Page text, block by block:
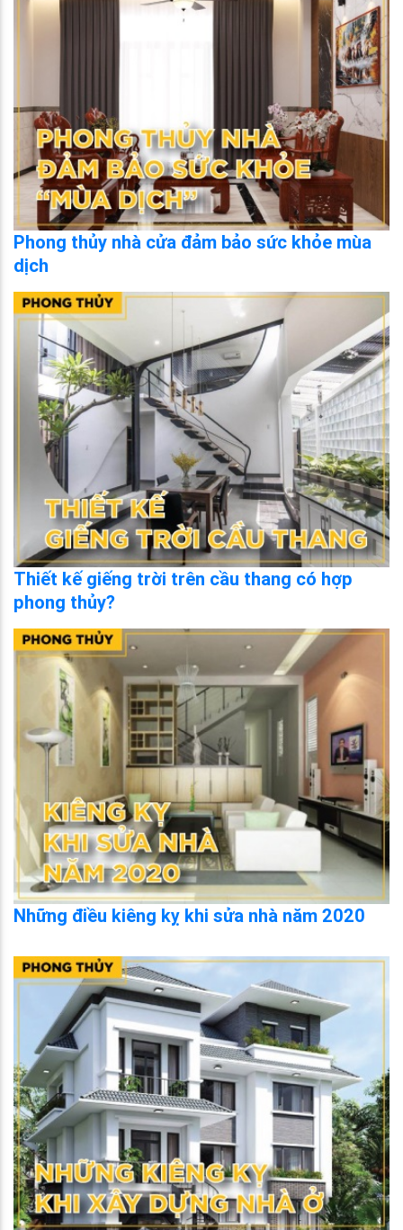
Phong thủy nhà cửa đảm bảo sức khỏe mùa
dịch
Thiết kế giếng trời trên cầu thang có hợp
phong thủy?
Những điều kiêng kỵ khi sửa nhà năm 2020